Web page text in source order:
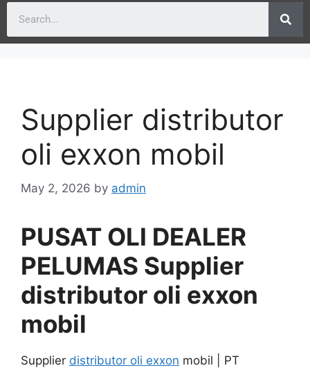
Supplier distributor
oli exxon mobil
May 2, 2026 by admin
PUSAT OLI DEALER
PELUMAS Supplier
distributor oli exxon
mobil
Supplier distributor oli exxon mobil | PT